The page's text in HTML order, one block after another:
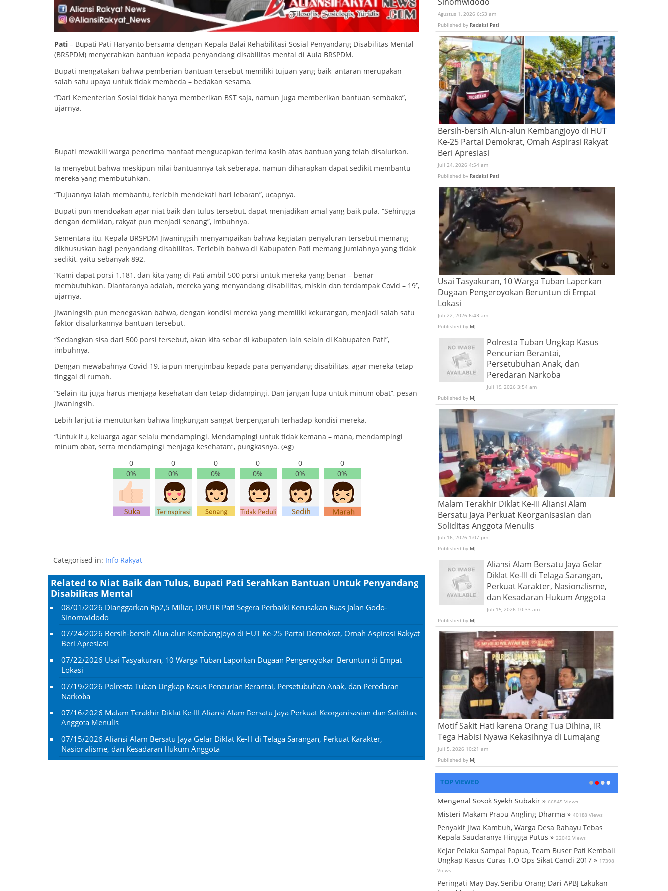
Pati – Bupati Pati Haryanto bersama dengan Kepala Balai Rehabilitasi Sosial Penyandang Disabilitas Mental
(BRSPDM) menyerahkan bantuan kepada penyandang disabilitas mental di Aula BRSPDM.
Bupati mengatakan bahwa pemberian bantuan tersebut memiliki tujuan yang baik lantaran merupakan
salah satu upaya untuk tidak membeda – bedakan sesama.
“Dari Kementerian Sosial tidak hanya memberikan BST saja, namun juga memberikan bantuan sembako”,
ujarnya.
Bupati mewakili warga penerima manfaat mengucapkan terima kasih atas bantuan yang telah disalurkan.
Ia menyebut bahwa meskipun nilai bantuannya tak seberapa, namun diharapkan dapat sedikit membantu
mereka yang membutuhkan.
“Tujuannya ialah membantu, terlebih mendekati hari lebaran”, ucapnya.
Bupati pun mendoakan agar niat baik dan tulus tersebut, dapat menjadikan amal yang baik pula. “Sehingga
dengan demikian, rakyat pun menjadi senang”, imbuhnya.
Sementara itu, Kepala BRSPDM Jiwaningsih menyampaikan bahwa kegiatan penyaluran tersebut memang
dikhususkan bagi penyandang disabilitas. Terlebih bahwa di Kabupaten Pati memang jumlahnya yang tidak
sedikit, yaitu sebanyak 892.
“Kami dapat porsi 1.181, dan kita yang di Pati ambil 500 porsi untuk mereka yang benar – benar
membutuhkan. Diantaranya adalah, mereka yang menyandang disabilitas, miskin dan terdampak Covid – 19”,
ujarnya.
Jiwaningsih pun menegaskan bahwa, dengan kondisi mereka yang memiliki kekurangan, menjadi salah satu
faktor disalurkannya bantuan tersebut.
“Sedangkan sisa dari 500 porsi tersebut, akan kita sebar di kabupaten lain selain di Kabupaten Pati”,
imbuhnya.
Dengan mewabahnya Covid-19, ia pun mengimbau kepada para penyandang disabilitas, agar mereka tetap
tinggal di rumah.
“Selain itu juga harus menjaga kesehatan dan tetap didampingi. Dan jangan lupa untuk minum obat”, pesan
Jiwaningsih.
Lebih lanjut ia menuturkan bahwa lingkungan sangat berpengaruh terhadap kondisi mereka.
“Untuk itu, keluarga agar selalu mendampingi. Mendampingi untuk tidak kemana – mana, mendampingi
minum obat, serta mendampingi menjaga kesehatan”, pungkasnya. (Ag)
0
0%
0
0%
0
0%
0
0%
0
0%
0
0%
Categorised in: Info Rakyat
Related to Niat Baik dan Tulus, Bupati Pati Serahkan Bantuan Untuk Penyandang
Disabilitas Mental
08/01/2026 Dianggarkan Rp2,5 Miliar, DPUTR Pati Segera Perbaiki Kerusakan Ruas Jalan Godo-
Sinomwidodo
07/24/2026 Bersih-bersih Alun-alun Kembangjoyo di HUT Ke-25 Partai Demokrat, Omah Aspirasi Rakyat
Beri Apresiasi
07/22/2026 Usai Tasyakuran, 10 Warga Tuban Laporkan Dugaan Pengeroyokan Beruntun di Empat
Lokasi
07/19/2026 Polresta Tuban Ungkap Kasus Pencurian Berantai, Persetubuhan Anak, dan Peredaran
Narkoba
07/16/2026 Malam Terakhir Diklat Ke-III Aliansi Alam Bersatu Jaya Perkuat Keorganisasian dan Soliditas
Anggota Menulis
07/15/2026 Aliansi Alam Bersatu Jaya Gelar Diklat Ke-III di Telaga Sarangan, Perkuat Karakter,
Nasionalisme, dan Kesadaran Hukum Anggota
Agustus 1, 2026 6:53 am
Published by Redaksi Pati
Bersih-bersih Alun-alun Kembangjoyo di HUT
Ke-25 Partai Demokrat, Omah Aspirasi Rakyat
Beri Apresiasi
Juli 24, 2026 4:54 am
Published by Redaksi Pati
Usai Tasyakuran, 10 Warga Tuban Laporkan
Dugaan Pengeroyokan Beruntun di Empat
Lokasi
Juli 22, 2026 6:43 am
Published by MJ
Polresta Tuban Ungkap Kasus
Pencurian Berantai,
Persetubuhan Anak, dan
Peredaran Narkoba
Juli 19, 2026 3:54 am
Published by MJ
Malam Terakhir Diklat Ke-III Aliansi Alam
Bersatu Jaya Perkuat Keorganisasian dan
Soliditas Anggota Menulis
Juli 16, 2026 1:07 pm
Published by MJ
Aliansi Alam Bersatu Jaya Gelar
Diklat Ke-III di Telaga Sarangan,
Perkuat Karakter, Nasionalisme,
dan Kesadaran Hukum Anggota
Juli 15, 2026 10:33 am
Published by MJ
Motif Sakit Hati karena Orang Tua Dihina, IR
Tega Habisi Nyawa Kekasihnya di Lumajang
Juli 5, 2026 10:21 am
Published by MJ
TOP VIEWED
Mengenal Sosok Syekh Subakir » 66845 Views
Misteri Makam Prabu Angling Dharma » 40188 Views
Penyakit Jiwa Kambuh, Warga Desa Rahayu Tebas
Kepala Saudaranya Hingga Putus » 22042 Views
Kejar Pelaku Sampai Papua, Team Buser Pati Kembali
Ungkap Kasus Curas T.O Ops Sikat Candi 2017 » 17398
Views
Peringati May Day, Seribu Orang Dari APBJ Lakukan